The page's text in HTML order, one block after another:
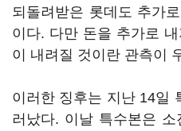
되돌려받은 롯데도 추가
이다. 다만 돈을 추가로
이 내려질 것이란 관측이
이러한 징후는 지난 14일
러났다. 이날 특수본은 소